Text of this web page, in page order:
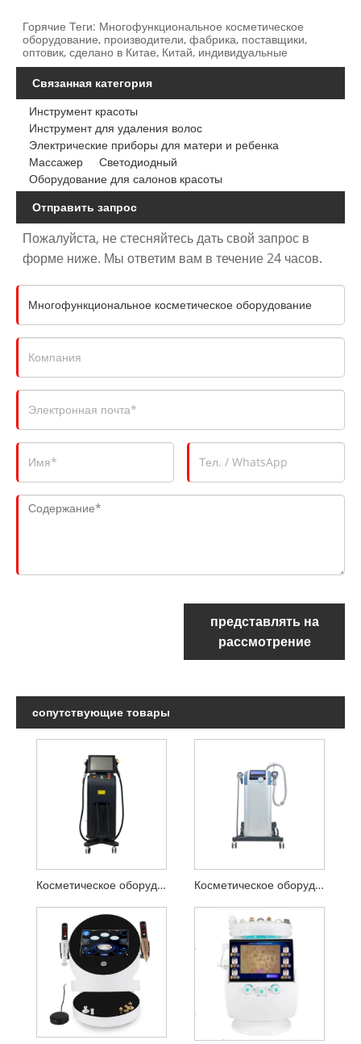
Горячие Теги: Многофункциональное косметическое
оборудование, производители, фабрика, поставщики,
оптовик, сделано в Китае, Китай, индивидуальные
Связанная категория
Инструмент красоты
Инструмент для удаления волос
Электрические приборы для матери и ребенка
Массажер
Светодиодный
Оборудование для салонов красоты
Отправить запрос
Пожалуйста, не стесняйтесь дать свой запрос в
форме ниже. Мы ответим вам в течение 24 часов.
представлять на
рассмотрение
сопутствующие товары
Косметическое оборудование для удаления волос 808 нм Косметическое оборудование Super RF Collagen Gun